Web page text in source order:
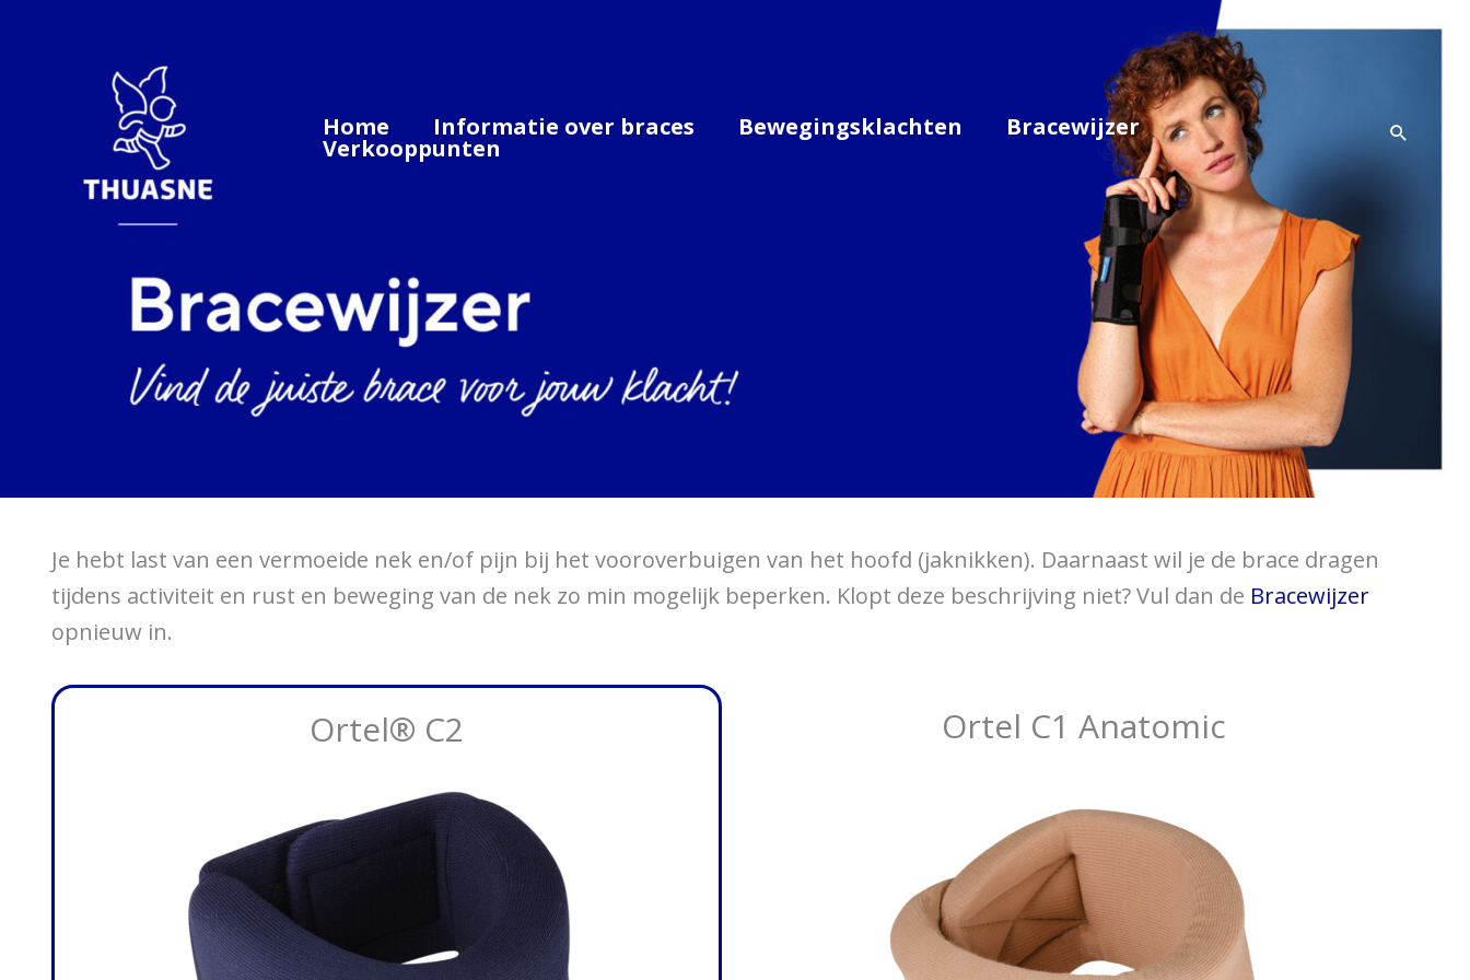
Home Informatie over braces Bewegingsklachten Bracewijzer
Verkooppunten
Je hebt last van een vermoeide nek en/of pijn bij het vooroverbuigen van het hoofd (jaknikken). Daarnaast wil je de brace dragen
tijdens activiteit en rust en beweging van de nek zo min mogelijk beperken. Klopt deze beschrijving niet? Vul dan de Bracewijzer
opnieuw in.
Ortel® C2 Ortel C1 Anatomic